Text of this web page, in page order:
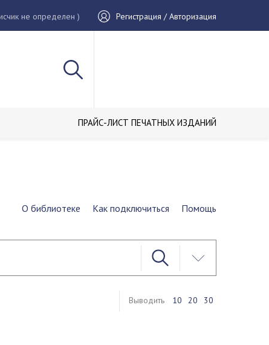
не определен ) Регистрация / Авторизация
ПРАЙС-ЛИСТ ПЕЧАТНЫХ ИЗДАНИЙ
О библиотеке Как подключиться Помощь
Выводить 10 20 30